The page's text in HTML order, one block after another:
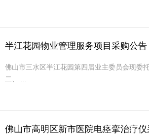
半江花园物业管理服务项目采购公告
佛山市三水区半江花园第四届业主委员会现委
二、 ...
佛山市高明区新市医院电痉挛治疗仪